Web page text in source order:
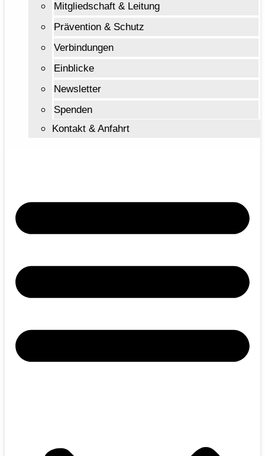
Mitgliedschaft & Leitung
Prävention & Schutz
Verbindungen
Einblicke
Newsletter
Spenden
Kontakt & Anfahrt